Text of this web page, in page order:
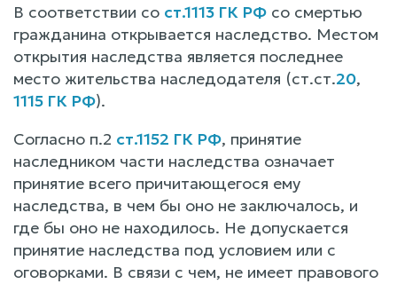
В соответствии со ст.1113 ГК РФ со смертью
гражданина открывается наследство. Местом
открытия наследства является последнее
место жительства наследодателя (ст.ст.20,
1115 ГК РФ).
Согласно п.2 ст.1152 ГК РФ, принятие
наследником части наследства означает
принятие всего причитающегося ему
наследства, в чем бы оно не заключалось, и
где бы оно не находилось. Не допускается
принятие наследства под условием или с
оговорками. В связи с чем, не имеет правового